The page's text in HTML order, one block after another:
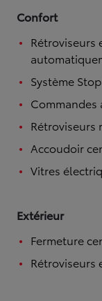
Confort
Rétroviseurs
Système
Rétroviseurs
Accoudoir
Vitres
Extérieur
Fermeture
Rétroviseurs